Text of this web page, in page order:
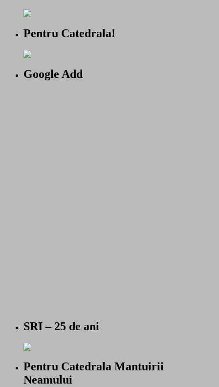
Pentru Catedrala!
Google Add
SRI – 25 de ani
Pentru Catedrala Mantuirii
Neamului